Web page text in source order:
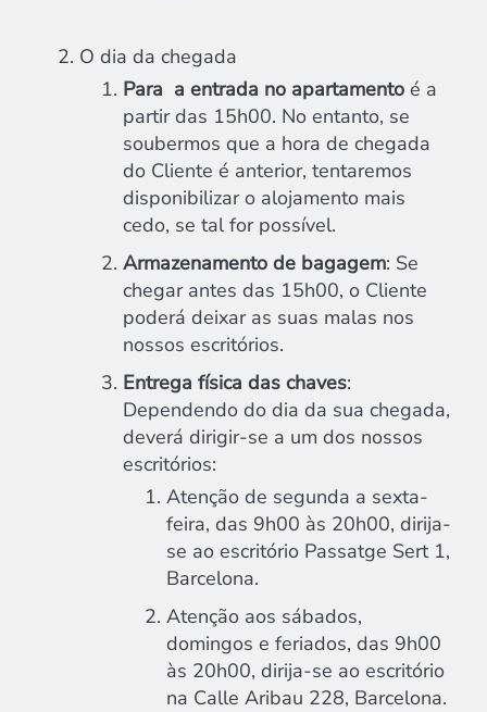
O dia da chegada
Para a entrada no apartamentoé a
partir das 15h00. No entanto, se
soubermos que a hora de chegada
do Cliente é anterior, tentaremos
disponibilizar o alojamento mais
cedo, se tal for possível.
Armazenamento de bagagem: Se
chegar antes das 15h00, o Cliente
poderá deixar as suas malas nos
nossos escritórios.
Entrega física das chaves:
Dependendo do dia da sua chegada,
deverá dirigir-se a um dos nossos
escritórios:
Atenção de segunda a sexta-
feira, das 9h00 às 20h00, dirija-
se ao escritório Passatge Sert 1,
Barcelona.
Atenção aos sábados,
domingos e feriados, das 9h00
às 20h00, dirija-se ao escritório
na Calle Aribau 228, Barcelona.